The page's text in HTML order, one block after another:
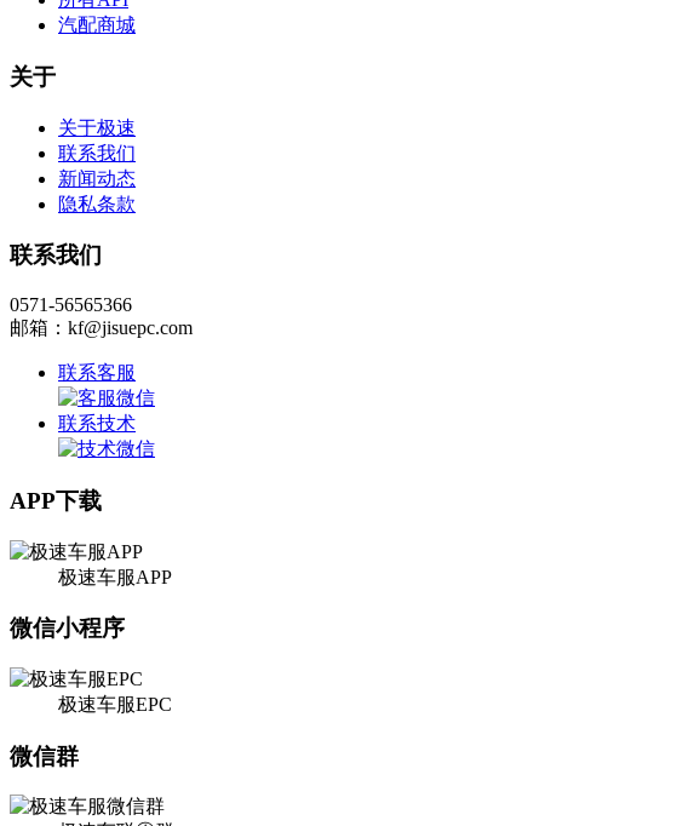
汽配商城
关于
关于极速
联系我们
新闻动态
隐私条款
联系我们
0571-56565366
邮箱：kf@jisuepc.com
联系客服
联系技术
APP下载
极速车服APP
微信小程序
极速车服EPC
微信群